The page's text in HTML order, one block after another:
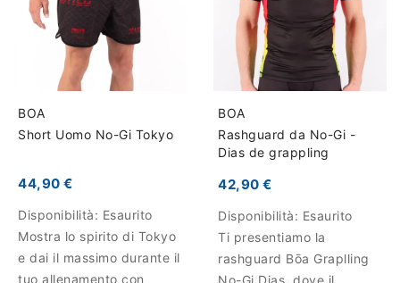
BOA
Short Uomo No-Gi Tokyo
44,90 €
Disponibilità: Esaurito
Mostra lo spirito di Tokyo
e dai il massimo durante il
tuo allenamento con
BOA
Rashguard da No-Gi -
Dias de grappling
42,90 €
Disponibilità: Esaurito
Ti presentiamo la
rashguard Bōa Graplling
No-Gi Dias, dove il